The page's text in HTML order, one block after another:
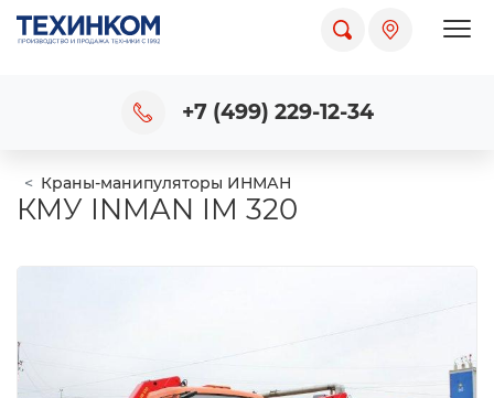
+7 (499) 229-12-34
Краны-манипуляторы ИНМАН
КМУ INMAN IM 320